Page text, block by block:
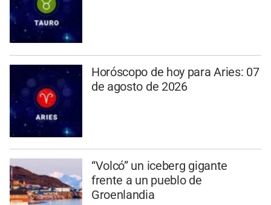
Horóscopo de hoy para Aries: 07
de agosto de 2026
“Volcó” un iceberg gigante
frente a un pueblo de
Groenlandia